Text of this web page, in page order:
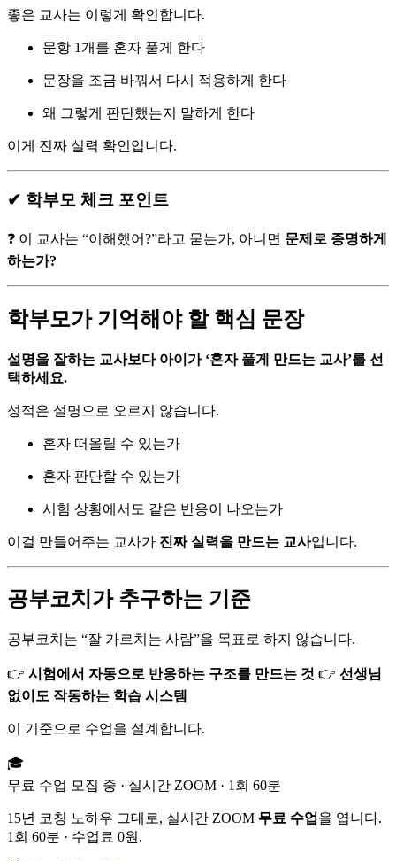
좋은 교사는 이렇게 확인합니다.
문항 1개를 혼자 풀게 한다
문장을 조금 바꿔서 다시 적용하게 한다
왜 그렇게 판단했는지 말하게 한다
이게 진짜 실력 확인입니다.
✔ 학부모 체크 포인트
❓ 이 교사는 “이해했어?”라고 묻는가, 아니면 문제로 증명하게
하는가?
학부모가 기억해야 할 핵심 문장
설명을 잘하는 교사보다 아이가 ‘혼자 풀게 만드는 교사’를 선
택하세요.
성적은 설명으로 오르지 않습니다.
혼자 떠올릴 수 있는가
혼자 판단할 수 있는가
시험 상황에서도 같은 반응이 나오는가
이걸 만들어주는 교사가 진짜 실력을 만드는 교사입니다.
공부코치가 추구하는 기준
공부코치는 “잘 가르치는 사람”을 목표로 하지 않습니다.
👉 시험에서 자동으로 반응하는 구조를 만드는 것 👉 선생님
없이도 작동하는 학습 시스템
이 기준으로 수업을 설계합니다.
🎓
무료 수업 모집 중 · 실시간 ZOOM · 1회 60분
15년 코칭 노하우 그대로, 실시간 ZOOM 무료 수업 을 엽니다.
1회 60분 · 수업료 0원.